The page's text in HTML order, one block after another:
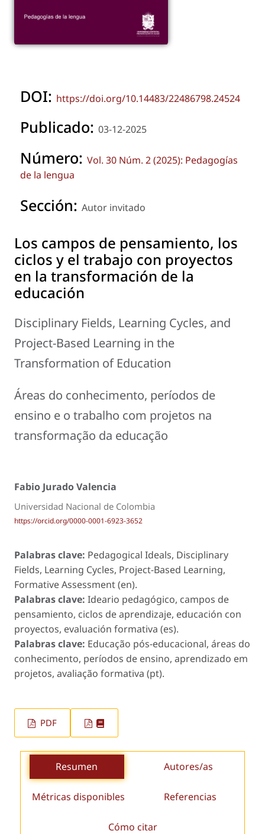
DOI: https://doi.org/10.14483/22486798.24524
Publicado: 03-12-2025
Número: Vol. 30 Núm. 2 (2025): Pedagogías
de la lengua
Sección: Autor invitado
Los campos de pensamiento, los
ciclos y el trabajo con proyectos
en la transformación de la
educación
Disciplinary Fields, Learning Cycles, and
Project-Based Learning in the
Transformation of Education
Áreas do conhecimento, períodos de
ensino e o trabalho com projetos na
transformação da educação
Fabio Jurado Valencia
Universidad Nacional de Colombia
https://orcid.org/0000-0001-6923-3652
Palabras clave: Pedagogical Ideals, Disciplinary
Fields, Learning Cycles, Project-Based Learning,
Formative Assessment (en).
Palabras clave: Ideario pedagógico, campos de
pensamiento, ciclos de aprendizaje, educación con
proyectos, evaluación formativa (es).
Palabras clave: Educação pós-educacional, áreas do
conhecimento, períodos de ensino, aprendizado em
projetos, avaliação formativa (pt).
PDF
Resumen Autores/as
Métricas disponibles Referencias
Cómo citar